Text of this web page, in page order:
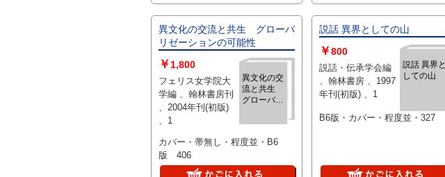
異文化の交流と共生 グローバ
リゼーションの可能性
異文化の交
流と共生
グローバリ
の可能性
￥1,800
フェリス女学院大
学編 、翰林書房刊
、2004年刊(初版)
、1
カバー・帯無し・程度並・B6
版 406
説話 異界としての山
説話 異界と
しての山
￥800
説話・伝承学会編
、翰林書房 、1997
年刊(初版) 、1
B6版・カバー・程度並・327